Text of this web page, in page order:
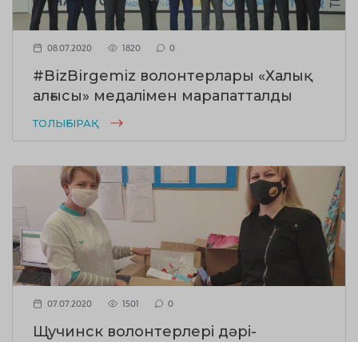
08.07.2020 1820 0
#BizBirgemiz волонтерлары «Халық
алғысы» медалімен марапатталды
ТОЛЫҒЫРАҚ
07.07.2020 1501 0
Щучинск волонтерлері дәрі-